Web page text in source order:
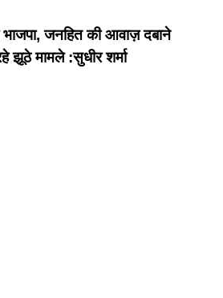
जनहित की आवाज़ दबाने
झूठे मामले :सुधीर शर्मा